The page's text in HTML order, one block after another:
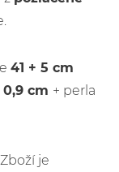
41 + 5 cm
0,9 cm + perla
je